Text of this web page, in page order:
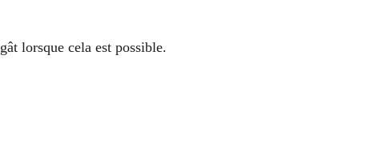
lorsque cela est possible.